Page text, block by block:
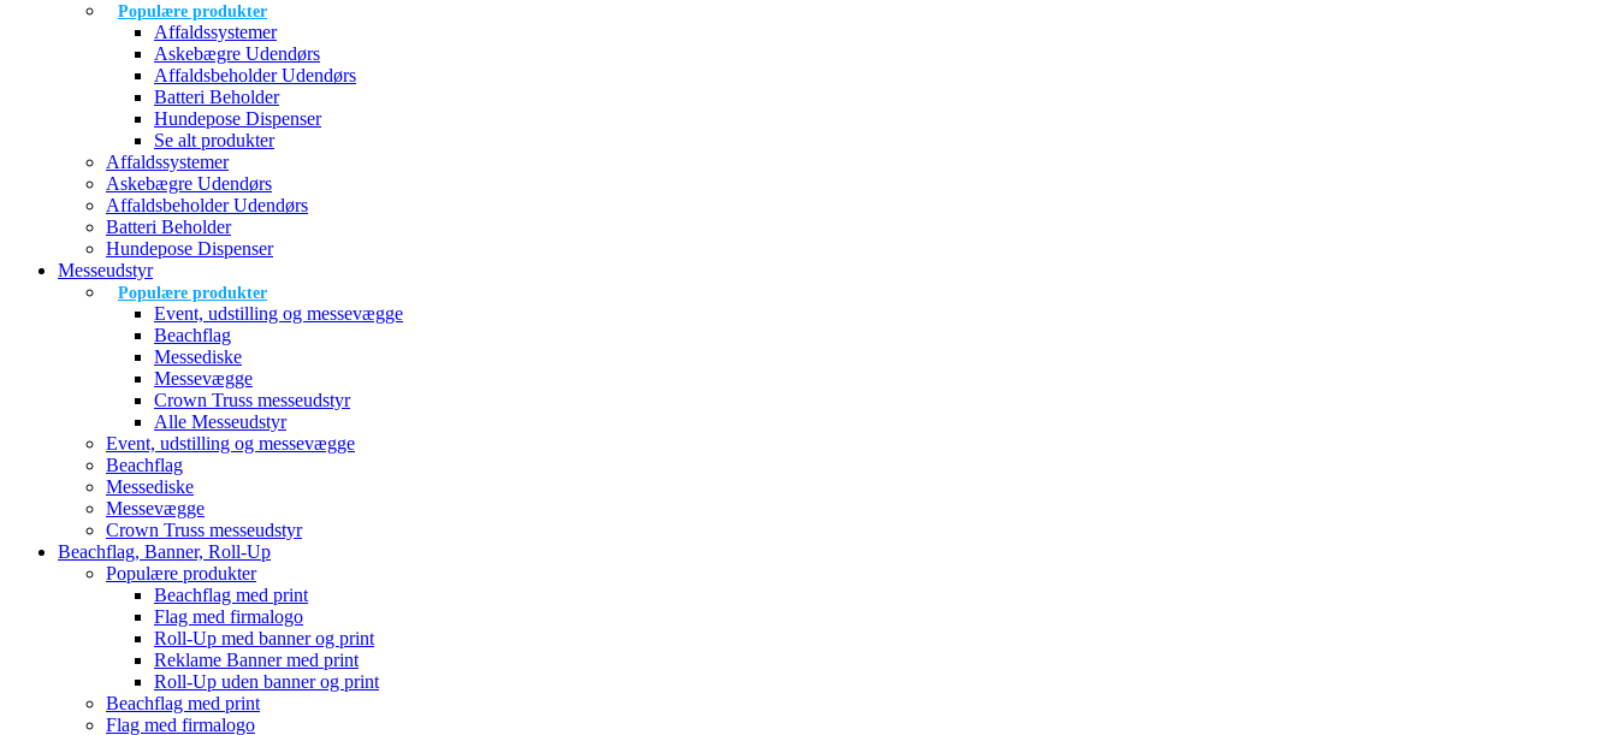
Populære produkter
Affaldssystemer
Askebægre Udendørs
Affaldsbeholder Udendørs
Batteri Beholder
Hundepose Dispenser
Se alt produkter
Affaldssystemer
Askebægre Udendørs
Affaldsbeholder Udendørs
Batteri Beholder
Hundepose Dispenser
Messeudstyr
Populære produkter
Event, udstilling og messevægge
Beachflag
Messediske
Messevægge
Crown Truss messeudstyr
Alle Messeudstyr
Event, udstilling og messevægge
Beachflag
Messediske
Messevægge
Crown Truss messeudstyr
Beachflag, Banner, Roll-Up
Populære produkter
Beachflag med print
Flag med firmalogo
Roll-Up med banner og print
Reklame Banner med print
Roll-Up uden banner og print
Beachflag med print
Flag med firmalogo